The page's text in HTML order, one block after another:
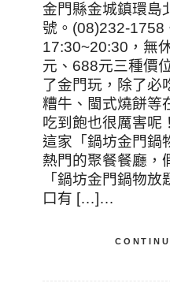
金門縣金城鎮環島
號。(08)232-1758
17:30~20:30，無
元、688元三種價
了金門玩，除了必
糟牛、閩式燒餅等
吃到飽也很厲害呢
這家「鍋坊金門鍋
熱門的聚餐餐廳，
「鍋坊金門鍋物
口有 […]…